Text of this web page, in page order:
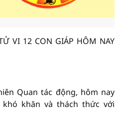
VI 12 CON GIÁP HÔM NAY
Quan tác động, hôm nay
khăn và thách thức với